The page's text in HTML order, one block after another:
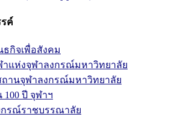
ค์
กิจเพื่อสังคม
แห่งจุฬาลงกรณ์มหาวิทยาลัย
ถานจุฬาลงกรณ์มหาวิทยาลัย
100 ปี จุฬาฯ
กรณ์ราชบรรณาลัย